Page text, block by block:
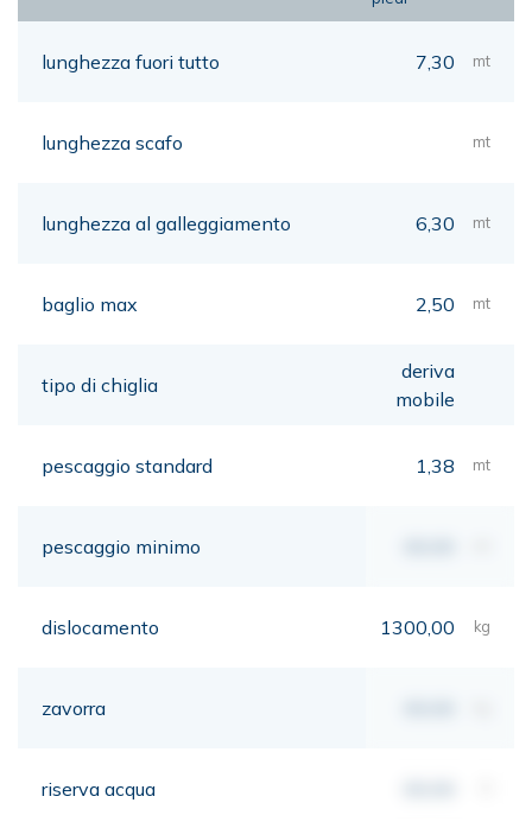
lunghezza fuori tutto 7,30 mt
lunghezza scafo mt
lunghezza al galleggiamento 6,30 mt
baglio max 2,50 mt
tipo di chiglia
deriva
mobile
pescaggio standard 1,38 mt
pescaggio minimo
dislocamento 1300,00 kg
zavorra
riserva acqua